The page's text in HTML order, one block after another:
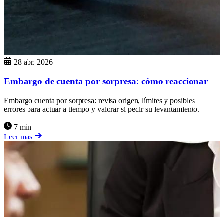
28 abr. 2026
Embargo de cuenta por sorpresa: cómo reaccionar
Embargo cuenta por sorpresa: revisa origen, límites y posibles
errores para actuar a tiempo y valorar si pedir su levantamiento.
7 min
Leer más